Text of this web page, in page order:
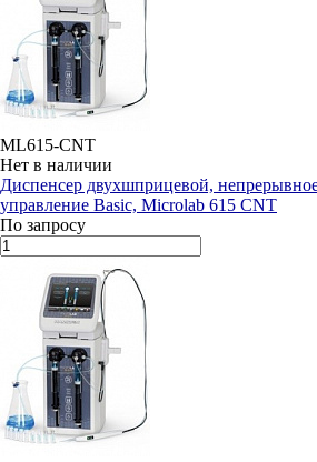
ML615-CNT
Нет в наличии
Диспенсер двухшприцевой,
управление Basic, Microlab 615 CNT
По запросу